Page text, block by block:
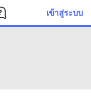
เข้าสู่ระบบ